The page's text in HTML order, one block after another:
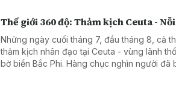
Thế giới 360 độ: Thảm kịch Ceuta -
Những ngày cuối tháng 7, đầu tháng 8, cả
thảm kịch nhân đạo tại Ceuta - vùng lãnh
bờ biển Bắc Phi. Hàng chục nghìn người đã